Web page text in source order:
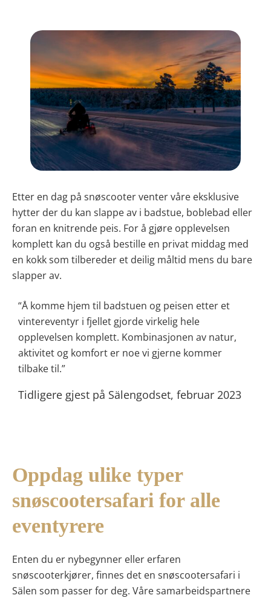
Etter en dag på snøscooter venter våre eksklusive
hytter der du kan slappe av i badstue, boblebad eller
foran en knitrende peis. For å gjøre opplevelsen
komplett kan du også bestille en privat middag med
en kokk som tilbereder et deilig måltid mens du bare
slapper av.
“Å komme hjem til badstuen og peisen etter et
vintereventyr i fjellet gjorde virkelig hele
opplevelsen komplett. Kombinasjonen av natur,
aktivitet og komfort er noe vi gjerne kommer
tilbake til.”
Tidligere gjest på Sälengodset, februar 2023
Oppdag ulike typer
snøscootersafari for alle
eventyrere
Enten du er nybegynner eller erfaren
snøscooterkjører, finnes det en snøscootersafari i
Sälen som passer for deg. Våre samarbeidspartnere